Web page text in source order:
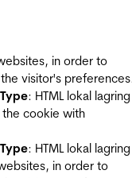
in order to
visitor's
Type: HTML lokal lagring
cookie with
Type: HTML lokal lagring
in order to